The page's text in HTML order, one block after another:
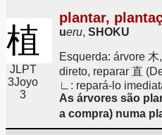
植
JLPT
3Joyo
3
plantar,
ueru, SHOKU
Esquerda: árvore
direto, reparar 直
∟: repará-lo
As árvores são
a compra) numa